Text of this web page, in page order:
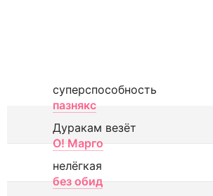
суперспособность
пазнякс
Дуракам везёт
О! Марго
нелёгкая
без обид